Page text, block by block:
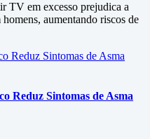
TV em excesso prejudica a
aumentando riscos de
Reduz Sintomas de Asma